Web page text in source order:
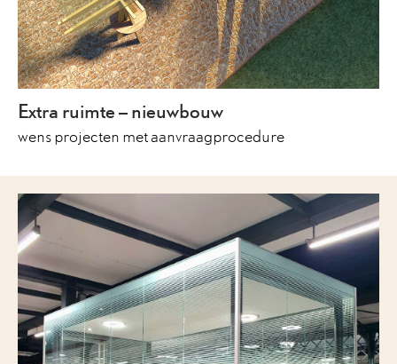
Extra ruimte – nieuwbouw
wens projecten met aanvraagprocedure